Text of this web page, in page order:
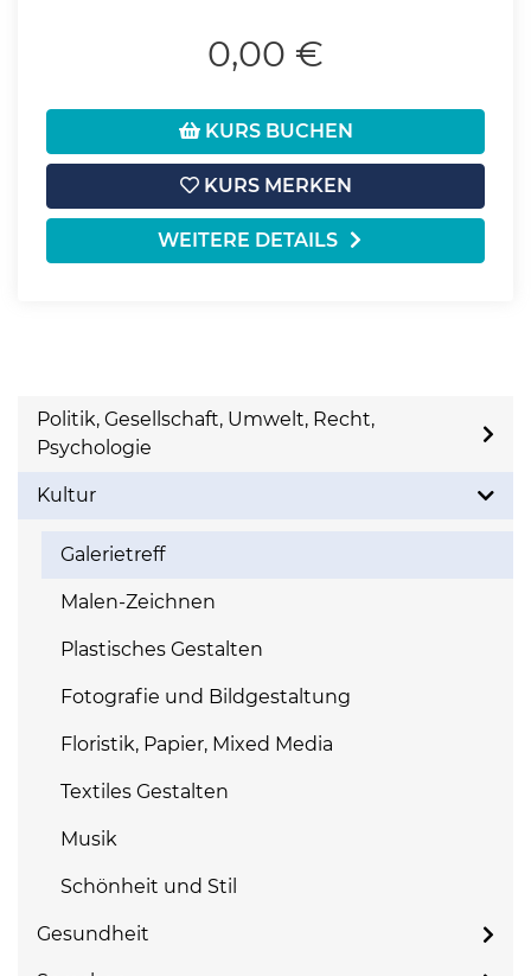
0,00 €
KURS BUCHEN
KURS MERKEN
WEITERE DETAILS
Politik, Gesellschaft, Umwelt, Recht,
Psychologie
Kultur
Galerietreff
Malen-Zeichnen
Plastisches Gestalten
Fotografie und Bildgestaltung
Floristik, Papier, Mixed Media
Textiles Gestalten
Musik
Schönheit und Stil
Gesundheit